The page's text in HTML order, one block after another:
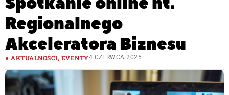
Regionalnego
Akceleratora Biznesu
AKTUALNOŚCI, EVENTY4 CZERWCA 2025